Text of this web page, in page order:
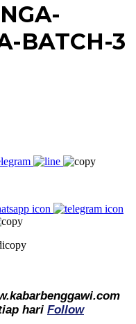
BATCH-3
hari Follow